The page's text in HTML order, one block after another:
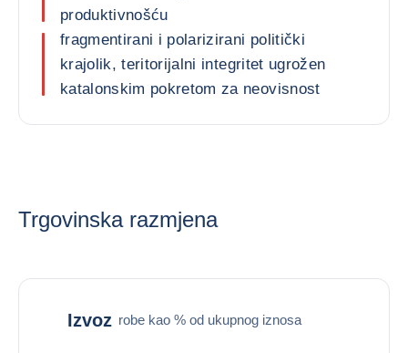
produktivnošću
fragmentirani i polarizirani politički
krajolik, teritorijalni integritet ugrožen
katalonskim pokretom za neovisnost
Trgovinska razmjena
Izvoz robe kao % od ukupnog iznosa